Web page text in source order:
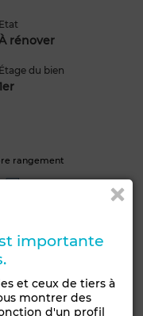
Etat
rénover
Étage du bien
rangement
importante
et ceux de tiers à
montrer des
d'un profil